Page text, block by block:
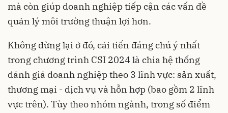
mà còn giúp doanh nghiệp tiếp cận các vấn đề
quản lý môi trường thuận lợi hơn.
Không dừng lại ở đó, cải tiến đáng chú ý nhất
trong chương trình CSI 2024 là chia hệ thống
đánh giá doanh nghiệp theo 3 lĩnh vực: sản xuất,
thương mại - dịch vụ và hỗn hợp (bao gồm 2 lĩnh
vực trên). Tùy theo nhóm ngành, trong số điểm